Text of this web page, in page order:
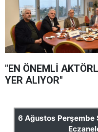
"EN ÖNEMLİ
YER ALIYOR"